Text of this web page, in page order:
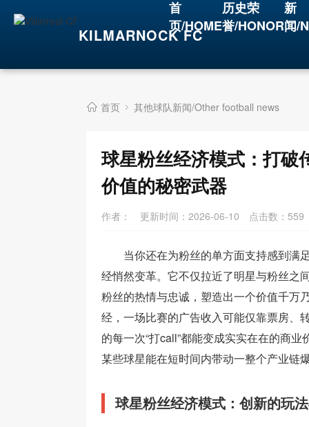
KILMARNOCK FC
首
页/HOME
历史荣
誉/HONOR
新
闻/
首页 其他球队新闻/Other football news
球星粉丝经济模式：打破
价值的秘密武器
作者： 更新时间：2026-06-10 点击数： 559
当你还在为粉丝的单方面支持感到满
经悄然变革。它不仅拉近了明星与粉丝之
粉丝的热情与忠诚，塑造出一个价值千万
经，一场比赛的广告收入可能仅靠票房、
的每一次“打call”都能变成实实在在的商
某些球星能在短时间内带动一整个产业链
球星粉丝经济模式：创新的玩